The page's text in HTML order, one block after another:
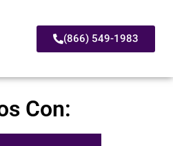
(866) 549-1983
Con: